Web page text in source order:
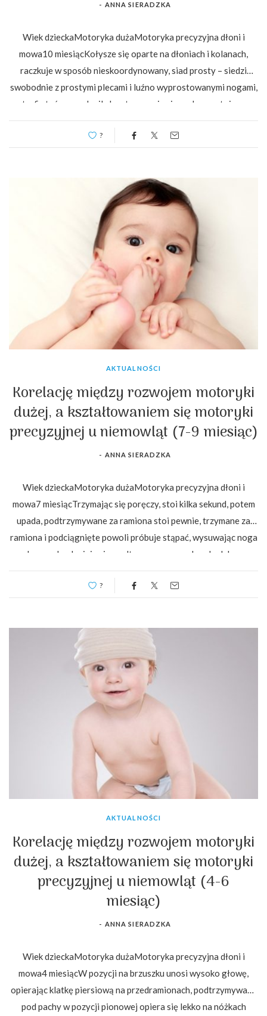
- ANNA SIERADZKA
Wiek dzieckaMotoryka dużaMotoryka precyzyjna dłoni i
mowa10 miesiącKołysze się oparte na dłoniach i kolanach,
raczkuje w sposób nieskoordynowany, siad prosty – siedzi
swobodnie z prostymi plecami i luźno wyprostowanymi nogami,
potrafi stać przez chwilę bez trzymania się podpory, stojąc w…
?
AKTUALNOŚCI
Korelację między rozwojem motoryki
dużej, a kształtowaniem się motoryki
precyzyjnej u niemowląt (7-9 miesiąc)
- ANNA SIERADZKA
Wiek dzieckaMotoryka dużaMotoryka precyzyjna dłoni i
mowa7 miesiącTrzymając się poręczy, stoi kilka sekund, potem
upada, podtrzymywane za ramiona stoi pewnie, trzymane za
ramiona i podciągnięte powoli próbuje stąpać, wysuwając noga
do przodu, chwieje się, podtrzymywane pod pachy lub za
ramiona…
?
AKTUALNOŚCI
Korelację między rozwojem motoryki
dużej, a kształtowaniem się motoryki
precyzyjnej u niemowląt (4-6
miesiąc)
- ANNA SIERADZKA
Wiek dzieckaMotoryka dużaMotoryka precyzyjna dłoni i
mowa4 miesiącW pozycji na brzuszku unosi wysoko głowę,
opierając klatkę piersiową na przedramionach, podtrzymywane
pod pachy w pozycji pionowej opiera się lekko na nóżkach